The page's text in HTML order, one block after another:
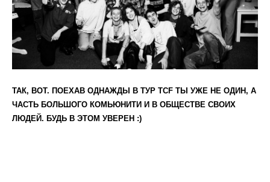
ТАК, ВОТ. ПОЕХАВ ОДНАЖДЫ В ТУР TCF ТЫ УЖЕ НЕ ОДИН, А
ЧАСТЬ БОЛЬШОГО КОМЬЮНИТИ И В ОБЩЕСТВЕ СВОИХ
ЛЮДЕЙ. БУДЬ В ЭТОМ УВЕРЕН :)
C F
Ⓒ
TRAVEL
CREATE
FEEL
2021
ПОЛИТИКА КОНФИДЕНЦИАЛЬНОСТИ